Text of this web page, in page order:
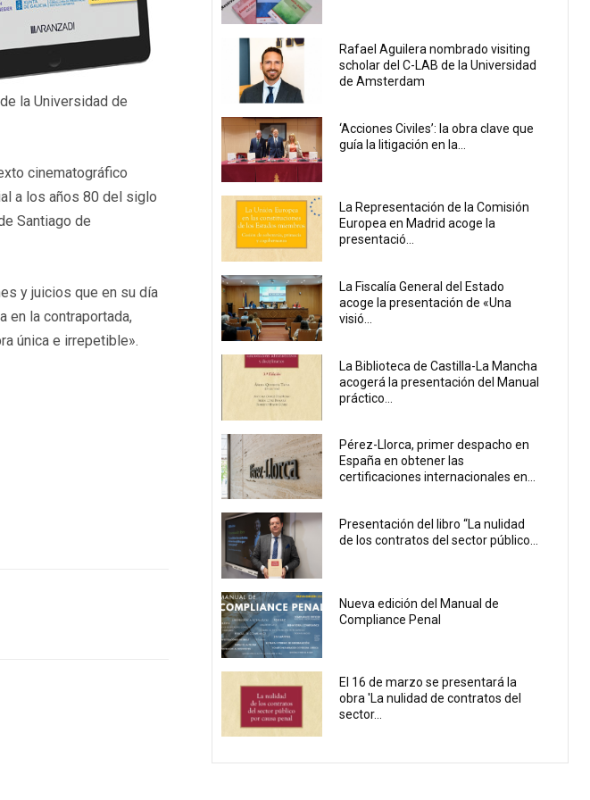
la Universidad de
cinematográfico
a los años 80 del siglo
Santiago de
y juicios que en su día
en la contraportada,
única e irrepetible».
Rafael Aguilera nombrado visiting
scholar del C-LAB de la Universidad
de Amsterdam
‘Acciones Civiles’: la obra clave que
guía la litigación en la...
La Representación de la Comisión
Europea en Madrid acoge la
presentació...
La Fiscalía General del Estado
acoge la presentación de «Una
visió...
La Biblioteca de Castilla-La Mancha
acogerá la presentación del Manual
práctico...
Pérez-Llorca, primer despacho en
España en obtener las
certificaciones internacionales en...
Presentación del libro “La nulidad
de los contratos del sector público...
Nueva edición del Manual de
Compliance Penal
El 16 de marzo se presentará la
obra 'La nulidad de contratos del
sector...